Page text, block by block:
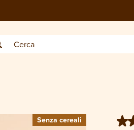
6 ×
Senza cereali
Senza cereali